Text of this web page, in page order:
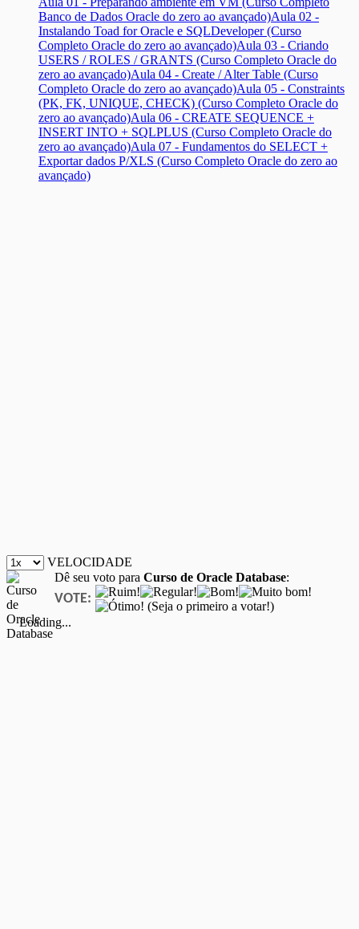
Banco de Dados Oracle do zero ao avançado)Aula 02 -
Instalando Toad for Oracle e SQLDeveloper (Curso
Completo Oracle do zero ao avançado)Aula 03 - Criando
USERS / ROLES / GRANTS (Curso Completo Oracle do
zero ao avançado)Aula 04 - Create / Alter Table (Curso
Completo Oracle do zero ao avançado)Aula 05 - Constraints
(PK, FK, UNIQUE, CHECK) (Curso Completo Oracle do
zero ao avançado)Aula 06 - CREATE SEQUENCE +
INSERT INTO + SQLPLUS (Curso Completo Oracle do
zero ao avançado)Aula 07 - Fundamentos do SELECT +
Exportar dados P/XLS (Curso Completo Oracle do zero ao
avançado)
VELOCIDADE
Dê seu voto para Curso de Oracle Database:
VOTE:
(Seja o primeiro a votar!)
Loading...